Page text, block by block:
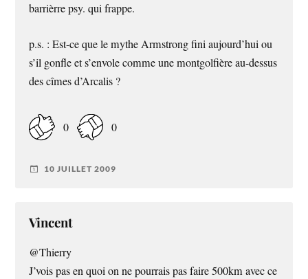
barrièrre psy. qui frappe.
p.s. : Est-ce que le mythe Armstrong fini aujourd’hui ou
s’il gonfle et s’envole comme une montgolfière au-dessus
des cîmes d’Arcalis ?
0 0
10 JUILLET 2009
Vincent
@Thierry
J’vois pas en quoi on ne pourrais pas faire 500km avec ce